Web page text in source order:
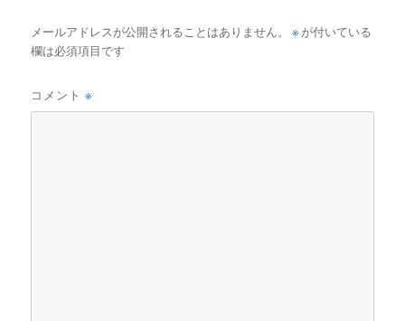
メールアドレスが公開されることはありません。 ※ が付いている
欄は必須項目です
コメント※